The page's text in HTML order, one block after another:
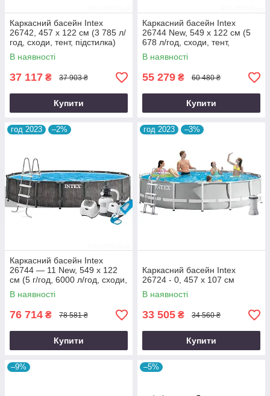
Каркасний басейн Intex
26742, 457 x 122 см (3 785 л/
год, сходи, тент, підстилка)
В наявності
37 117 ₴ 37 903 ₴
Купити
Каркасний басейн Intex
26744 New, 549 x 122 см (5
678 л/год, сходи, тент,
підстилка)
В наявності
55 279 ₴ 60 480 ₴
Купити
год 2023 –2%
Каркасний басейн Intex
26744 — 11 New, 549 x 122
см (5 г/год, 6000 л/год, сходи,
набір, підстилка, вентиляція)
В наявності
76 714 ₴ 78 581 ₴
Купити
год 2023 –3%
Каркасний басейн Intex
26724 - 0, 457 х 107 см
В наявності
33 505 ₴ 34 560 ₴
Купити
–9% –5%